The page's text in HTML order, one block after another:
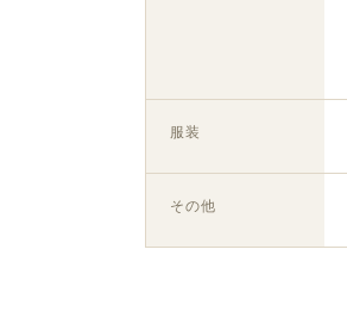
服装
その他